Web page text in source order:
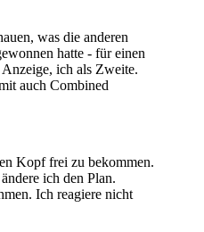
was die anderen
hatte - für einen
ich als Zweite.
auch Combined
Kopf frei zu bekommen.
ich den Plan.
Ich reagiere nicht